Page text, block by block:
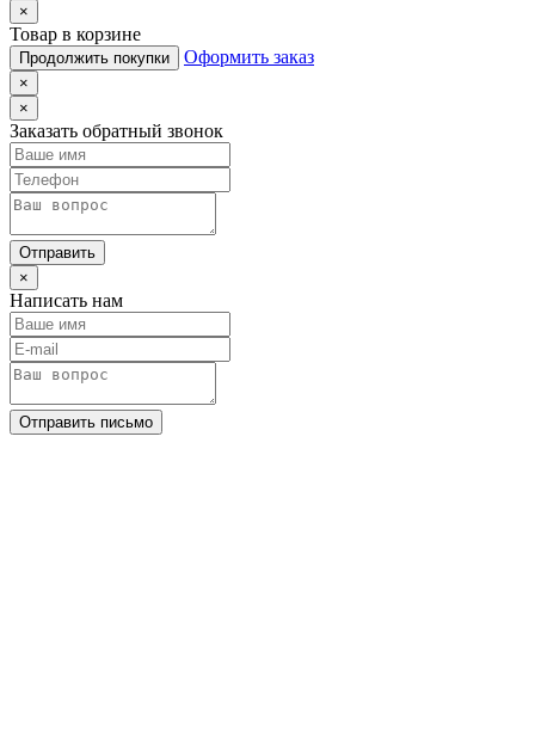
×
Товар в корзине
Продолжить покупки Оформить заказ
×
×
Заказать обратный звонок
Отправить
×
Написать нам
Отправить письмо